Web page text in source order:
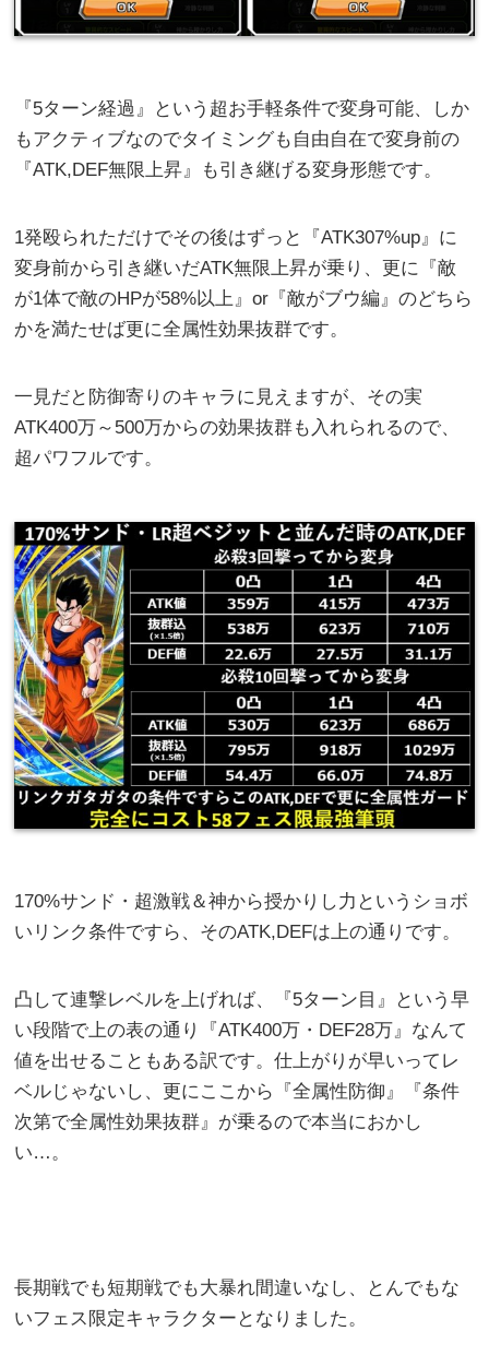
『5ターン経過』という超お手軽条件で変身可能、しか
もアクティブなのでタイミングも自由自在で変身前の
『ATK,DEF無限上昇』も引き継げる変身形態です。
1発殴られただけでその後はずっと『ATK307%up』に
変身前から引き継いだATK無限上昇が乗り、更に『敵
が1体で敵のHPが58%以上』or『敵がブウ編』のどちら
かを満たせば更に全属性効果抜群です。
一見だと防御寄りのキャラに見えますが、その実
ATK400万～500万からの効果抜群も入れられるので、
超パワフルです。
170%サンド・超激戦＆神から授かりし力というショボ
いリンク条件ですら、そのATK,DEFは上の通りです。
凸して連撃レベルを上げれば、『5ターン目』という早
い段階で上の表の通り『ATK400万・DEF28万』なんて
値を出せることもある訳です。仕上がりが早いってレ
ベルじゃないし、更にここから『全属性防御』『条件
次第で全属性効果抜群』が乗るので本当におかし
い…。
長期戦でも短期戦でも大暴れ間違いなし、とんでもな
いフェス限定キャラクターとなりました。